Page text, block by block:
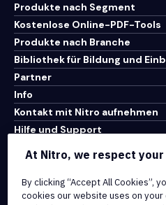
Produkte nach Segment
Kostenlose Online-PDF-Tools
Produkte nach Branche
Bibliothek für Bildung und
Partner
Info
Kontakt mit Nitro aufnehmen
Hilfe und Support
Nutzungsbedingungen
Cookie-Richtlinie
At Nitro, we respect your
By clicking “Accept All Cookies”,
cookies our website uses on